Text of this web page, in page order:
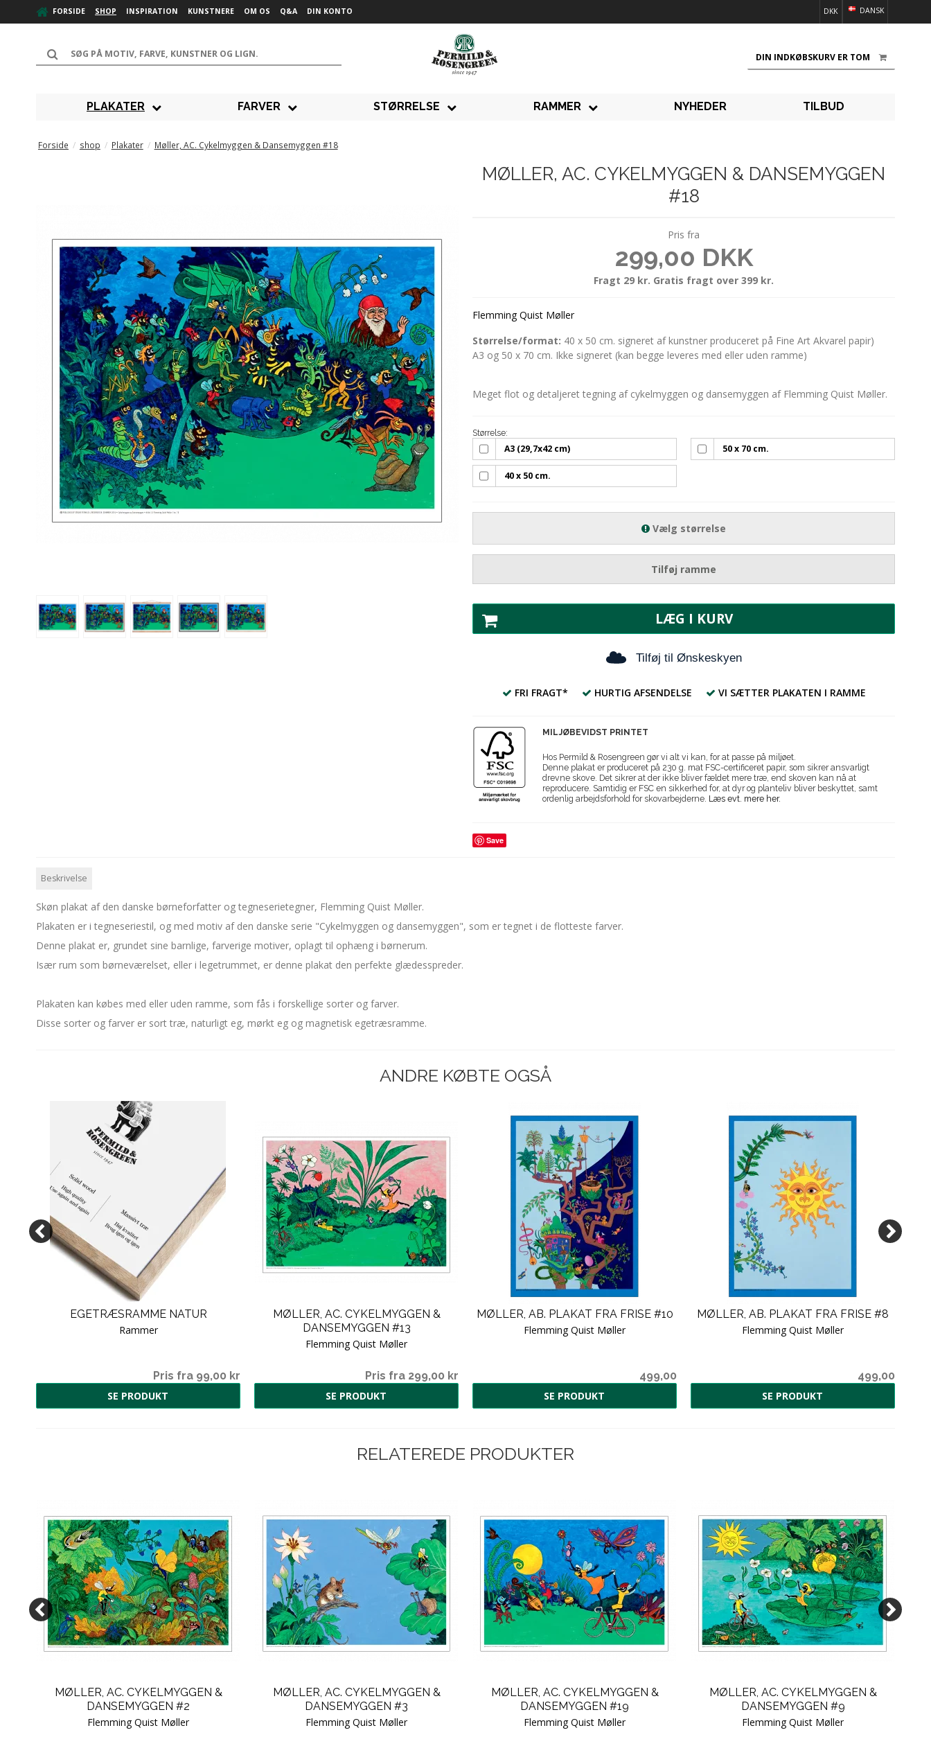
FORSIDE SHOP INSPIRATION KUNSTNERE OM OS Q&A DIN KONTO DANSK
DKK
DIN INDKØBSKURV ER TOM
PLAKATER FARVER STØRRELSE RAMMER NYHEDER TILBUD
Forside / shop / Plakater / Møller, AC. Cykelmyggen & Dansemyggen #18
MØLLER, AC. CYKELMYGGEN & DANSEMYGGEN
#18
Pris fra
299,00 DKK
Fragt 29 kr. Gratis fragt over 399 kr.
Flemming Quist Møller
Størrelse/format: 40 x 50 cm. signeret af kunstner produceret på Fine Art Akvarel papir)
A3 og 50 x 70 cm. Ikke signeret (kan begge leveres med eller uden ramme)
Meget flot og detaljeret tegning af cykelmyggen og dansemyggen af Flemming Quist Møller.
Størrelse:
A3 (29,7x42 cm) 50 x 70 cm.
40 x 50 cm.
Vælg størrelse
Tilføj ramme
LÆG I KURV
Tilføj til Ønskeskyen
FRI FRAGT* HURTIG AFSENDELSE VI SÆTTER PLAKATEN I RAMME
MILJØBEVIDST PRINTET
Hos Permild & Rosengreen gør vi alt vi kan, for at passe på miljøet.
Denne plakat er produceret på 230 g. mat FSC-certificeret papir, som sikrer ansvarligt
drevne skove. Det sikrer at der ikke bliver fældet mere træ, end skoven kan nå at
reproducere. Samtidig er FSC en sikkerhed for, at dyr og planteliv bliver beskyttet, samt
ordenlig arbejdsforhold for skovarbejderne. Læs evt. mere her.
Save
Beskrivelse
Skøn plakat af den danske børneforfatter og tegneserietegner, Flemming Quist Møller.
Plakaten er i tegneseriestil, og med motiv af den danske serie "Cykelmyggen og dansemyggen", som er tegnet i de flotteste farver.
Denne plakat er, grundet sine barnlige, farverige motiver, oplagt til ophæng i børnerum.
Især rum som børneværelset, eller i legetrummet, er denne plakat den perfekte glædesspreder.
Plakaten kan købes med eller uden ramme, som fås i forskellige sorter og farver.
Disse sorter og farver er sort træ, naturligt eg, mørkt eg og magnetisk egetræsramme.
ANDRE KØBTE OGSÅ
EGETRÆSRAMME NATUR
Rammer
Pris fra 99,00 kr
SE PRODUKT
MØLLER, AC. CYKELMYGGEN &
DANSEMYGGEN #13
Flemming Quist Møller
Pris fra 299,00 kr
SE PRODUKT
MØLLER, AB. PLAKAT FRA FRISE #10
Flemming Quist Møller
499,00
SE PRODUKT
MØLLER, AB. PLAKAT FRA FRISE #8
Flemming Quist Møller
499,00
SE PRODUKT
RELATEREDE PRODUKTER
MØLLER, AC. CYKELMYGGEN &
DANSEMYGGEN #2
Flemming Quist Møller
MØLLER, AC. CYKELMYGGEN &
DANSEMYGGEN #3
Flemming Quist Møller
MØLLER, AC. CYKELMYGGEN &
DANSEMYGGEN #19
Flemming Quist Møller
MØLLER, AC. CYKELMYGGEN &
DANSEMYGGEN #9
Flemming Quist Møller